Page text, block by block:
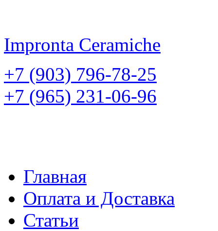
Impronta Ceramiche
+7 (903) 796-78-25
+7 (965) 231-06-96
Главная
Оплата и Доставка
Статьи